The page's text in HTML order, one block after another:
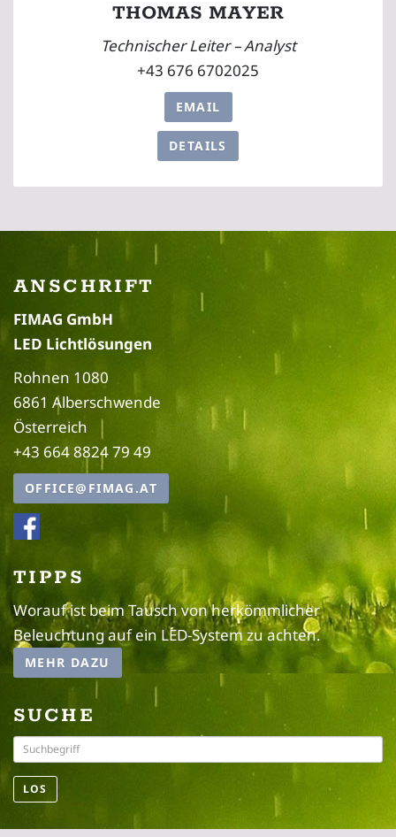
THOMAS MAYER
Technischer Leiter – Analyst
+43 676 6702025
EMAIL
DETAILS
ANSCHRIFT
FIMAG GmbH
LED Lichtlösungen
Rohnen 1080
6861 Alberschwende
Österreich
+43 664 8824 79 49
OFFICE@FIMAG.AT
TIPPS
Worauf ist beim Tausch von herkömmlicher
Beleuchtung auf ein LED-System zu achten.
MEHR DAZU
SUCHE
LOS